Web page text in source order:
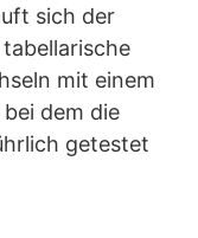
sich der
mit einem
dem die
getestet